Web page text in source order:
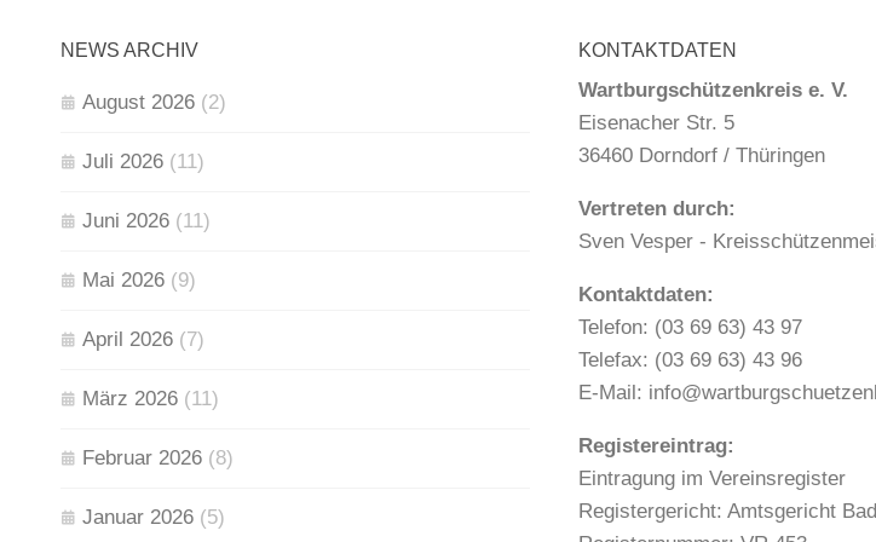
NEWS ARCHIV
August 2026 (2)
Juli 2026 (11)
Juni 2026 (11)
Mai 2026 (9)
April 2026 (7)
März 2026 (11)
Februar 2026 (8)
Januar 2026 (5)
KONTAKTDATEN
Wartburgschützenkreis e. V.
Eisenacher Str. 5
36460 Dorndorf / Thüringen
Vertreten durch:
Sven Vesper -
Kontaktdaten:
Telefon: (03 69 63) 43 97
Telefax: (03 69 63) 43 96
E-Mail:
Registereintrag:
Eintragung im Vereinsregister
Registergericht: Amtsgericht